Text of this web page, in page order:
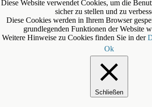
Diese Website verwendet Cookies, um die
sicher zu stellen und zu
Diese Cookies werden in Ihrem Browser
grundlegenden Funktionen der Website
Weitere Hinweise zu Cookies finden Sie in der
Ok
Schließen